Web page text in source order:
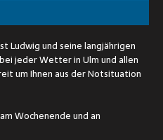
Ludwig und seine langjährigen
jeder Wetter in Ulm und allen
um Ihnen aus der Notsituation
Wochenende und an